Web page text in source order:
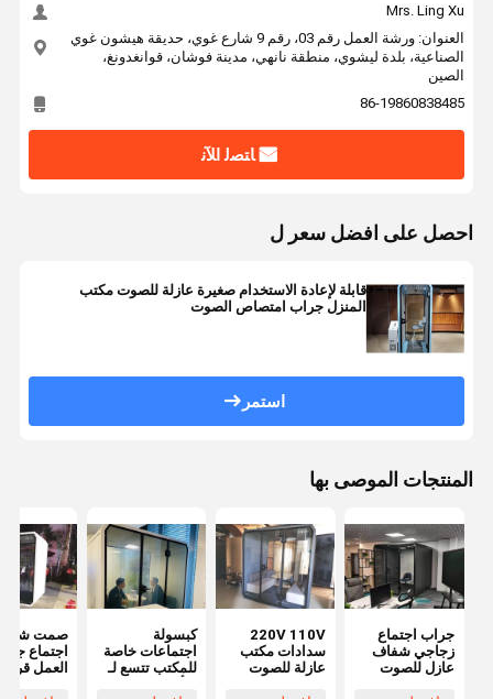
Mrs. Ling Xu
العنوان: ورشة العمل رقم 03، رقم 9 شارع غوي، حديقة هيشون غوي
الصناعية، بلدة ليشوي، منطقة نانهي، مدينة فوشان، قوانغدونغ،
الصين
86-19860838485
ﺎﺘﺼﻟ ﺍﻶﻧ
احصل على افضل سعر ل
قابلة لإعادة الاستخدام صغيرة عازلة للصوت مكتب
المنزل جراب امتصاص الصوت
استمر
المنتجات الموصى بها
جراب اجتماع
زجاجي شفاف
عازل للصوت
220V 110V
سدادات مكتب
عازلة للصوت
كبسولة
اجتماعات خاصة
للمكتب تتسع لـ
صمت
اجتماع
العمل قرنة